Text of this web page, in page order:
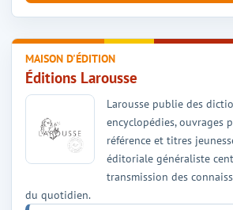
MAISON D'ÉDITION
Éditions Larousse
Larousse publie des
encyclopédies, ouvrages
référence et titres
éditoriale généraliste
transmission des
du quotidien.